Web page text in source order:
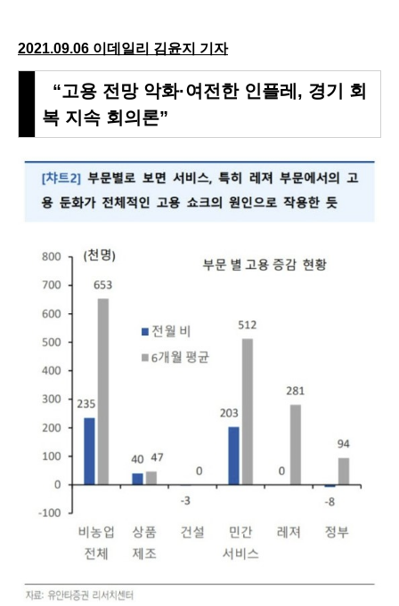
2021.09.06 이데일리 김윤지 기자
“고용 전망 악화·여전한 인플레, 경기 회
복 지속 회의론”